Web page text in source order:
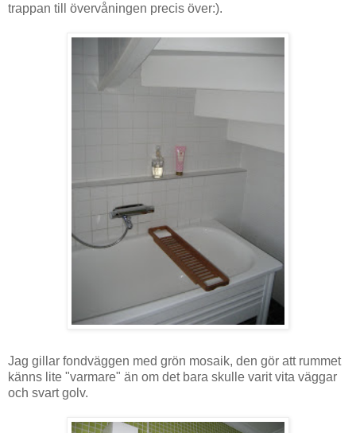
trappan till övervåningen precis över:).
Jag gillar fondväggen med grön mosaik, den gör att rummet
känns lite "varmare" än om det bara skulle varit vita väggar
och svart golv.